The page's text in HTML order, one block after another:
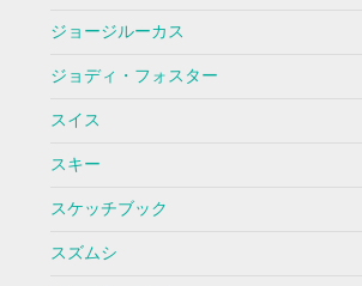
ジョージルーカス
ジョディ・フォスター
スイス
スキー
スケッチブック
スズムシ